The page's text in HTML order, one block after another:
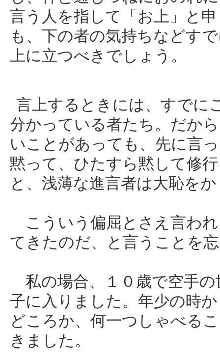
言う人を指して「お上」と
も、下の者の気持ちなどす
上に立つべきでしょう。
言上するときには、すでに
分かっている者たち。だか
いことがあっても、先に言
黙って、ひたすら黙して修
と、浅薄な進言者は大恥を
こういう偏屈とさえ言わ
てきたのだ、と言うことを
私の場合、１０歳で空手の
子に入りました。年少の時
どころか、何一つしゃべる
きました。